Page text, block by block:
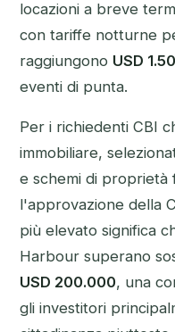
locazioni a breve
con tariffe notturne
raggiungono USD
eventi di punta.
Per i richiedenti CBI
immobiliare,
e schemi di proprietà
l'approvazione della
più elevato significa
Harbour superano
USD 200.000, una
gli investitori